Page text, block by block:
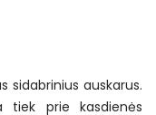
sidabrinius auskarus.
tiek prie kasdienės